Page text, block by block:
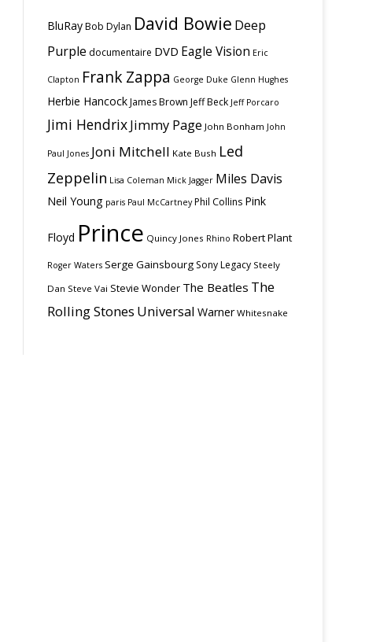
BluRay Bob Dylan David Bowie Deep
Purple documentaire DVD Eagle Vision Eric
Clapton Frank Zappa George Duke Glenn Hughes
Herbie Hancock James Brown Jeff Beck Jeff Porcaro
Jimi HendrixJimmy Page John Bonham John
Paul Jones Joni Mitchell Kate Bush Led
Zeppelin Lisa Coleman Mick Jagger Miles Davis
Neil Young paris Paul McCartney Phil Collins Pink
Floyd Prince Quincy Jones Rhino Robert Plant
Roger Waters Serge Gainsbourg Sony Legacy Steely
Dan Steve Vai Stevie Wonder The Beatles The
Rolling Stones Universal Warner Whitesnake